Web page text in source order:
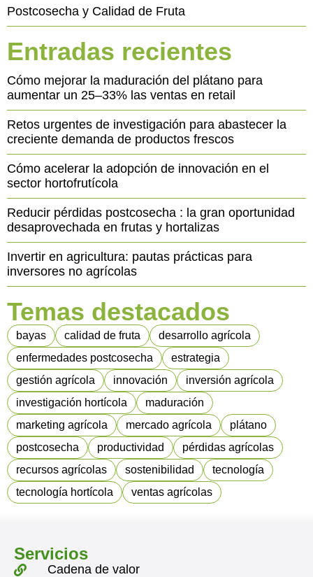
Postcosecha y Calidad de Fruta
Entradas recientes
Cómo mejorar la maduración del plátano para
aumentar un 25–33% las ventas en retail
Retos urgentes de investigación para abastecer la
creciente demanda de productos frescos
Cómo acelerar la adopción de innovación en el
sector hortofrutícola
Reducir pérdidas postcosecha : la gran oportunidad
desaprovechada en frutas y hortalizas
Invertir en agricultura: pautas prácticas para
inversores no agrícolas
Temas destacados
bayas calidad de fruta
desarrollo agrícola
enfermedades postcosecha
estrategia
gestión agrícola
innovación
inversión agrícola
investigación hortícola
maduración
marketing agrícola
mercado agrícola
plátano
postcosecha
productividad
pérdidas agrícolas
recursos agrícolas
sostenibilidad
tecnología
tecnología hortícola
ventas agrícolas
Servicios
Cadena de valor